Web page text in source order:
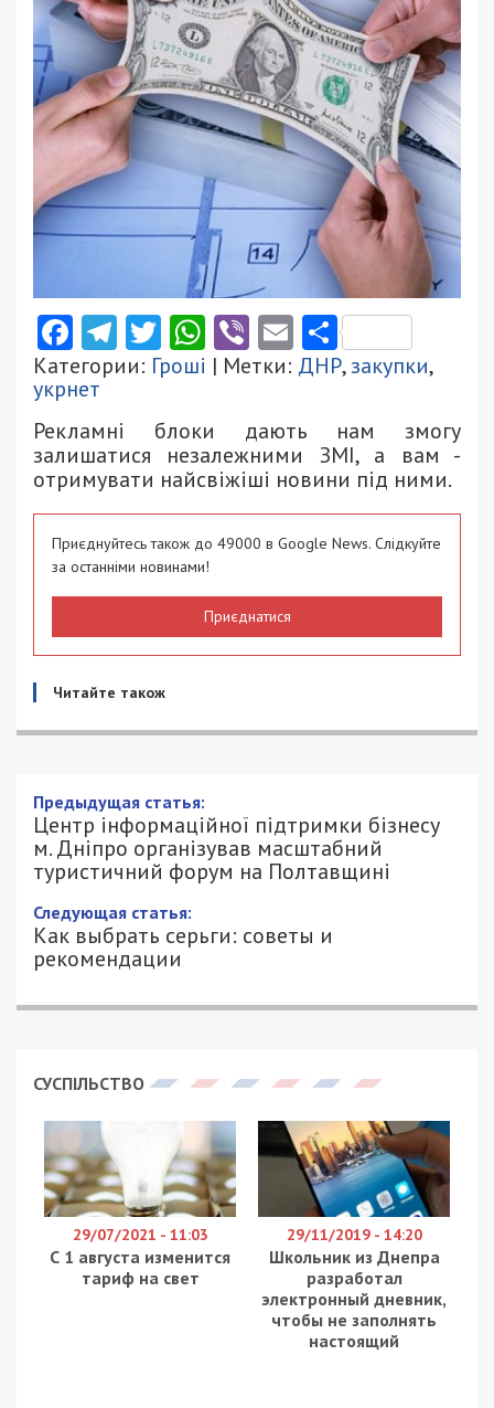
Facebook
Telegram
Twitter
WhatsApp
ViberEmail
Категории: Гроші | Метки: ДНР,закупки,
укрнет
Рекламні блоки дають нам змогу
залишатися незалежними ЗМІ, а вам -
отримувати найсвіжіші новини під ними.
Приєднуйтесь також до 49000 в Google News. Слідкуйте
за останніми новинами!
Приєднатися
Читайте також
Предыдущая статья:
Центр інформаційної підтримки бізнесу
м. Дніпро організував масштабний
туристичний форум на Полтавщині
Следующая статья:
Как выбрать серьги: советы и
рекомендации
СУСПІЛЬСТВО
29/07/2021 - 11:03
С 1 августа изменится
тариф на свет
29/11/2019 - 14:20
Школьник из Днепра
разработал
электронный дневник,
чтобы не заполнять
настоящий